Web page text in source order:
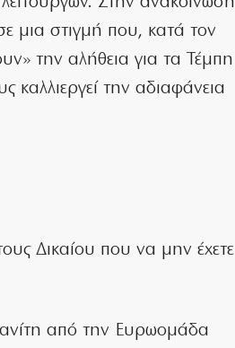
μια στιγμή που, κατά τον
την αλήθεια για τα Τέμπη
καλλιεργεί την αδιαφάνεια
Δικαίου που να μην έχετε
από την Ευρωομάδα